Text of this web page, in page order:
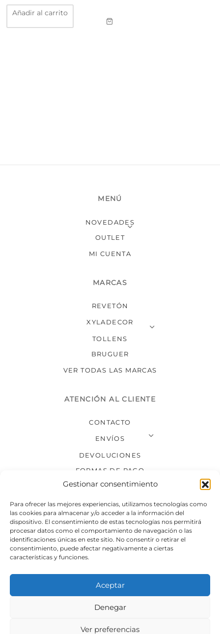
Gestionar consentimiento
Para ofrecer las mejores experiencias, utilizamos tecnologías como
las cookies para almacenar y/o acceder a la información del
dispositivo. El consentimiento de estas tecnologías nos permitirá
procesar datos como el comportamiento de navegación o las
identificaciones únicas en este sitio. No consentir o retirar el
consentimiento, puede afectar negativamente a ciertas
características y funciones.
Aceptar
Denegar
Ver preferencias
Añadir al carrito
MENÚ
NOVEDADES
OUTLET
MI CUENTA
MARCAS
REVETÓN
XYLADECOR
TOLLENS
BRUGUER
VER TODAS LAS MARCAS
ATENCIÓN AL CLIENTE
CONTACTO
ENVÍOS
DEVOLUCIONES
FORMAS DE PAGO
SÍGUENOS
Condiciones generales de venta